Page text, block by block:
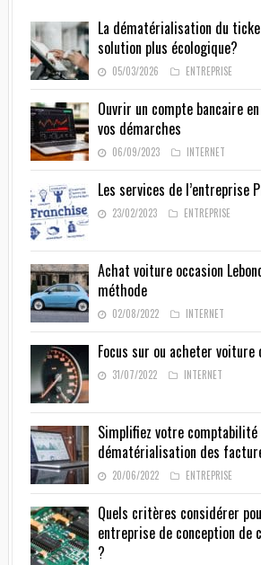
La dématérialisation du
solution plus écologique?
05/03/2026 ENTREPRISE
Ouvrir un compte bancaire
vos démarches
06/09/2023 INTERNET
Les services de l’entreprise
23/02/2023 ENTREPRISE
Achat voiture occasion
méthode
02/08/2022 INTERNET
Focus sur ou acheter voiture
31/07/2022 INTERNET
Simplifiez votre comptabilité
dématérialisation des
20/06/2022 ENTREPRISE
Quels critères considérer
entreprise de conception de
?